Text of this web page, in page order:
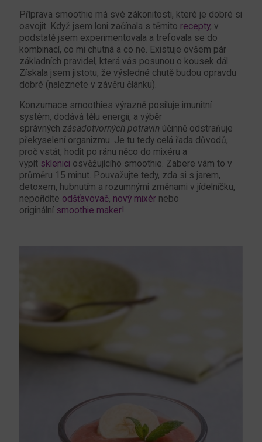
Příprava smoothie má své zákonitosti, které je dobré si
osvojit. Když jsem loni začínala s těmito recepty, v
podstatě jsem experimentovala a trefovala se do
kombinací, co mi chutná a co ne. Existuje ovšem pár
základních pravidel, která vás posunou o kousek dál.
Získala jsem jistotu, že výsledné chutě budou opravdu
dobré (naleznete v závěru článku).
Konzumace smoothies výrazně posiluje imunitní
systém, dodává tělu energii, a výběr
správných zásadotvorných potravin účinně odstraňuje
překyselení organizmu. Je tu tedy celá řada důvodů,
proč vstát, hodit po ránu něco do mixéru a
vypít sklenici osvěžujícího smoothie. Zabere vám to v
průměru 15 minut. Pouvažujte tedy, zda si s jarem,
detoxem, hubnutím a rozumnými změnami v jídelníčku,
nepořídíte odšťavovač, nový mixér nebo
originální smoothie maker!